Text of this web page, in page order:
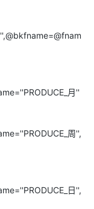
月''
周'',
日'',